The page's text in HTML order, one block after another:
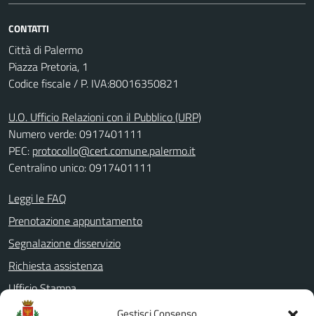
CONTATTI
Città di Palermo
Piazza Pretoria, 1
Codice fiscale / P. IVA:80016350821
U.O. Ufficio Relazioni con il Pubblico (URP)
Numero verde: 0917401111
PEC: protocollo@cert.comune.palermo.it
Centralino unico: 0917401111
Leggi le FAQ
Prenotazione appuntamento
Segnalazione disservizio
Richiesta assistenza
Ufficio Stampa
Amministrazione Trasparente